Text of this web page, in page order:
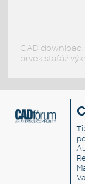
CAD
prvek stafáž